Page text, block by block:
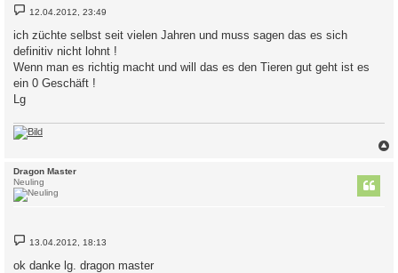
B
e
t
r
g
12.04.2012, 23:49
ich züchte selbst seit vielen Jahren und muss sagen das es sich
definitiv nicht lohnt !
Wenn man es richtig macht und will das es den Tieren gut geht ist es
ein 0 Geschäft !
Lg
Dragon Master
Neuling
B
e
13.04.2012, 18:13
ok danke lg. dragon master